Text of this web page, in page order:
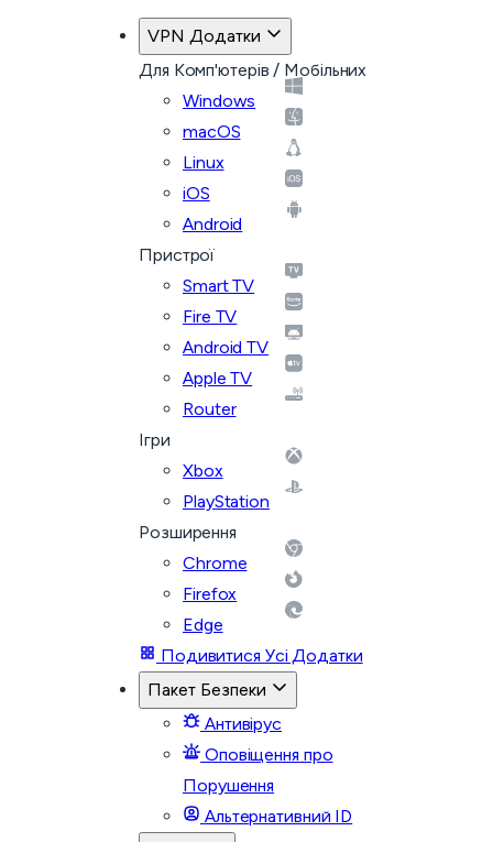
VPN Додатки
Для Комп'ютерів / Мобільних
Windows
macOS
Linux
iOS
Android
Пристрої
Smart TV
Fire TV
Android TV
Apple TV
Router
Ігри
Xbox
PlayStation
Розширення
Chrome
Firefox
Edge
Подивитися Усі Додатки
Пакет Безпеки
Антивірус
Оповіщення про
Порушення
Альтернативний ID